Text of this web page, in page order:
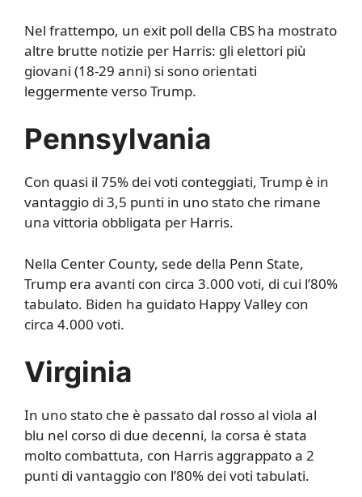
Nel frattempo, un exit poll della CBS ha mostrato
altre brutte notizie per Harris: gli elettori più
giovani (18-29 anni) si sono orientati
leggermente verso Trump.
Pennsylvania
Con quasi il 75% dei voti conteggiati, Trump è in
vantaggio di 3,5 punti in uno stato che rimane
una vittoria obbligata per Harris.
Nella Center County, sede della Penn State,
Trump era avanti con circa 3.000 voti, di cui l’80%
tabulato. Biden ha guidato Happy Valley con
circa 4.000 voti.
Virginia
In uno stato che è passato dal rosso al viola al
blu nel corso di due decenni, la corsa è stata
molto combattuta, con Harris aggrappato a 2
punti di vantaggio con l’80% dei voti tabulati.